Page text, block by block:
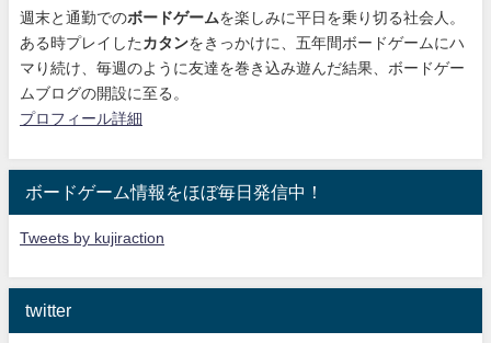
週末と通勤でのボードゲームを楽しみに平日を乗り切る社会人。
ある時プレイした カタンをきっかけに、 五年間ボードゲームにハ
マり続け 、毎週のように友達を巻き込み遊んだ結果、ボードゲー
ムブログの開設に至る。
プロフィール詳細
ボードゲーム情報をほぼ毎日発信中！
Tweets by kujiraction
twitter